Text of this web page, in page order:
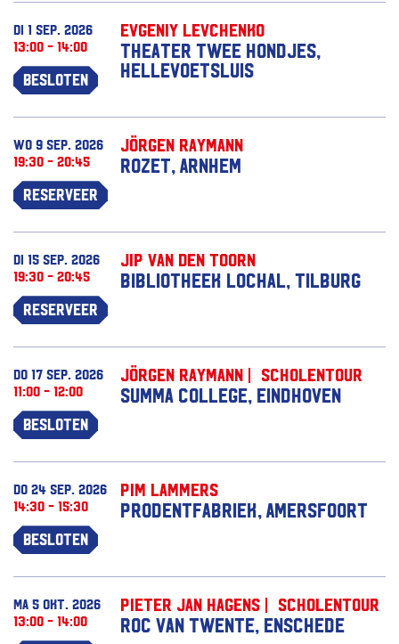
Evgeniy Levchenko
Theater Twee Hondjes,
Hellevoetsluis
di 1 sep. 2026
13:00 - 14:00
Besloten
Jörgen Raymann
Rozet, Arnhem
wo 9 sep. 2026
19:30 - 20:45
Reserveer
Jip van den Toorn
Bibliotheek Lochal, Tilburg
di 15 sep. 2026
19:30 - 20:45
Reserveer
Jörgen Raymann | Scholentour
Summa College, Eindhoven
do 17 sep. 2026
11:00 - 12:00
Besloten
Pim Lammers
Prodentfabriek, Amersfoort
do 24 sep. 2026
14:30 - 15:30
Besloten
Pieter Jan Hagens | Scholentour
ROC van Twente, Enschede
ma 5 okt. 2026
13:00 - 14:00